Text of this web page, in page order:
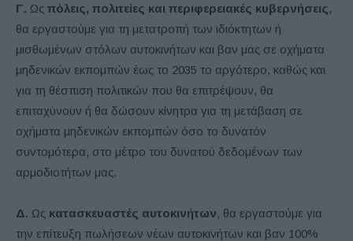
Γ. Ως πόλεις, πολιτείες και περιφερειακές κυβερνήσεις ,
θα εργαστούμε για τη μετατροπή των ιδιόκτητων ή
μισθωμένων στόλων αυτοκινήτων και βαν μας σε οχήματα
μηδενικών εκπομπών έως το 2035 το αργότερο, καθώς και
για τη θέσπιση πολιτικών που θα επιτρέψουν, θα
επιταχύνουν ή θα δώσουν κίνητρα για τη μετάβαση σε
οχήματα μηδενικών εκπομπών όσο το δυνατόν
συντομότερα, στο μέτρο του δυνατού δεδομένων των
αρμοδιοτήτων μας.
Δ. Ως κατασκευαστές αυτοκινήτων, θα εργαστούμε για
την επίτευξη πωλήσεων νέων αυτοκινήτων και βαν 100%